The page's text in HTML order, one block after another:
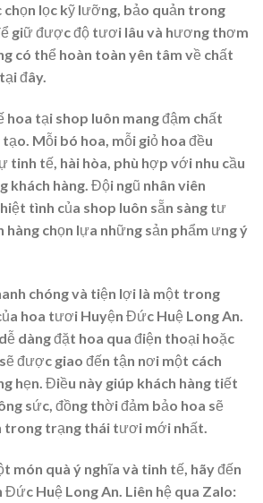
chọn lọc kỹ lưỡng, bảo quản trong
giữ được độ tươi lâu và hương thơm
có thể hoàn toàn yên tâm về chất
đây.
hoa tại shop luôn mang đậm chất
Mỗi bó hoa, mỗi giỏ hoa đều
tinh tế, hài hòa, phù hợp với nhu cầu
khách hàng. Đội ngũ nhân viên
tình của shop luôn sẵn sàng tư
hàng chọn lựa những sản phẩm ưng ý
chóng và tiện lợi là một trong
hoa tươi Huyện Đức Huệ Long An.
dàng đặt hoa qua điện thoại hoặc
được giao đến tận nơi một cách
hẹn. Điều này giúp khách hàng tiết
sức, đồng thời đảm bảo hoa sẽ
trong trạng thái tươi mới nhất.
món quà ý nghĩa và tinh tế, hãy đến
Huệ Long An. Liên hệ qua Zalo: